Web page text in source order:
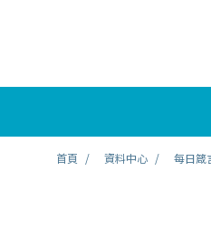
首頁 資料中心 每日箴